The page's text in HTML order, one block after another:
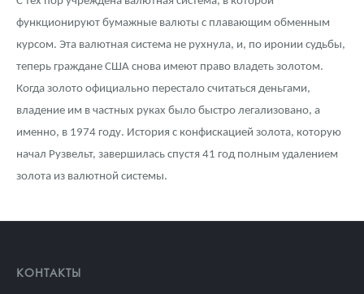
функционируют бумажные валюты с плавающим обменным
курсом. Эта валютная система не рухнула, и, по иронии судьбы,
теперь граждане США снова имеют право владеть золотом.
Когда золото официально перестало считаться деньгами,
владение им в частных руках было быстро легализовано, а
именно, в 1974 году. История с конфискацией золота, которую
начал Рузвельт, завершилась спустя 41 год полным удалением
золота из валютной системы.
КОНТАКТЫ